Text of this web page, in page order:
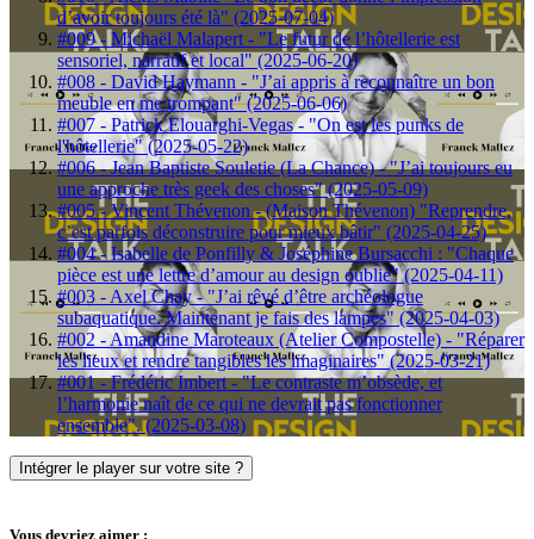
d’avoir toujours été là" (2025-07-04)
#009 - Michaël Malapert - "Le futur de l’hôtellerie est
sensoriel, narratif et local" (2025-06-20)
#008 - David Haymann - "J’ai appris à reconnaître un bon
meuble en me trompant" (2025-06-06)
#007 - Patrick Elouarghi-Vegas - "On est les punks de
l'hôtellerie" (2025-05-22)
#006 - Jean Baptiste Souletie (La Chance) - "J’ai toujours eu
une approche très geek des choses" (2025-05-09)
#005 - Vincent Thévenon - (Maison Thévenon) "Reprendre,
c’est parfois déconstruire pour mieux bâtir" (2025-04-25)
#004 - Isabelle de Ponfilly & Joséphine Bursacchi : "Chaque
pièce est une lettre d’amour au design oublié" (2025-04-11)
#003 - Axel Chay - "J’ai rêvé d’être archéologue
subaquatique. Maintenant je fais des lampes" (2025-04-03)
#002 - Amandine Maroteaux (Atelier Compostelle) - "Réparer
les lieux et rendre tangibles les imaginaires" (2025-03-21)
#001 - Frédéric Imbert - "Le contraste m’obsède, et
l’harmonie naît de ce qui ne devrait pas fonctionner
ensemble". (2025-03-08)
Intégrer le player sur votre site ?
Vous devriez aimer :